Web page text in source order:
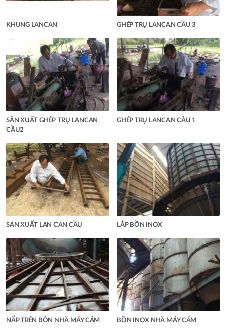
KHUNG LANCAN GHÉP TRỤ LANCAN CẦU 3
SẢN XUẤT GHÉP TRỤ LANCAN
CẦU2
GHÉP TRỤ LANCAN CẦU 1
SẢN XUẤT LAN CAN CẦU LẮP BỒN INOX
NẮP TRÊN BỒN NHÀ MÁY CÁM BỒN INOX NHÀ MÁY CÁM